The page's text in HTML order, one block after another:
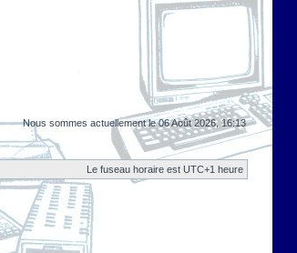
Nous sommes actuellement le 06 Août 2026, 16:13
Le fuseau horaire est UTC+1 heure